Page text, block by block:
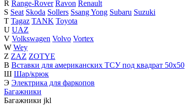
R Range-Rover Ravon Renault
S Seat Skoda Sollers Ssang Yong Subaru Suzuki
T Tagaz TANK Toyota
U UAZ
V Volkswagen Volvo Vortex
W Wey
Z ZAZ ZOTYE
В Вставки для американских ТСУ под квадрат 50х50
Ш Шар/крюк
Э Электрика для фаркопов
Багажники
Багажники jkl